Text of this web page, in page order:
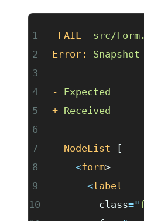
FAIL
src/
Error:
Snapshot
- Expected
+ Received
  NodeList
[
    <
form>
      <
label
        class
="